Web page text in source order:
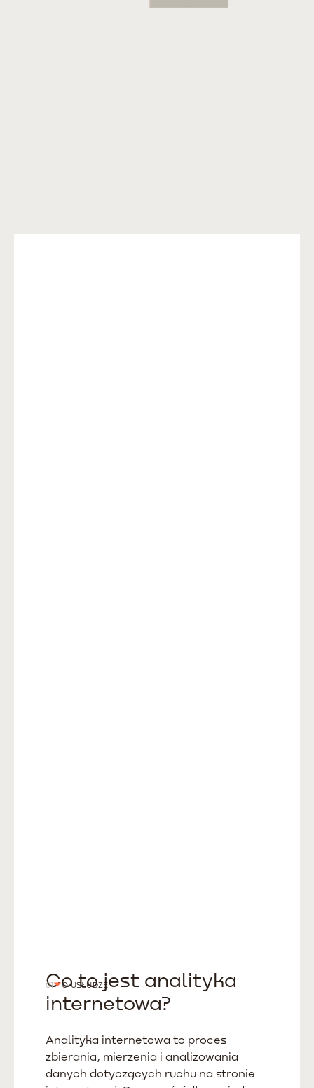
01 O USŁUDZE
Co to jest analityka
internetowa?
Analityka internetowa to proces
zbierania, mierzenia i analizowania
danych dotyczących ruchu na stronie